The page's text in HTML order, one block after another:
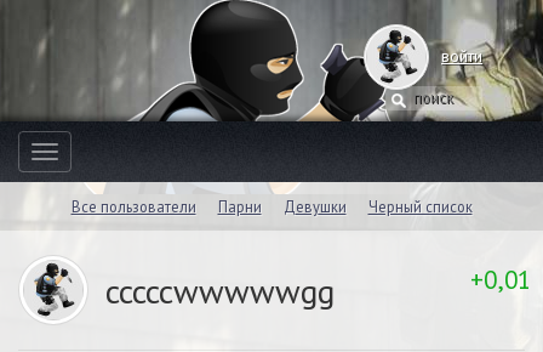
войти
Toggle
navigation
Все пользователи Парни Девушки Черный список
cccccwwwwwgg +0,01